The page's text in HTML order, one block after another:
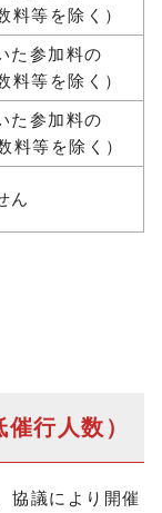
料等を除く）
た参加料の
料等を除く）
た参加料の
料等を除く）
ん
行人数）
協議により開催